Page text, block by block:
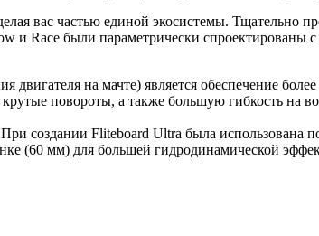
вас частью единой экосистемы. Тщательно
Race были параметрически спроектированы с
на мачте) является обеспечение
повороты, а также большую гибкость на
создании Fliteboard Ultra была использована
(60 мм) для большей гидродинамической